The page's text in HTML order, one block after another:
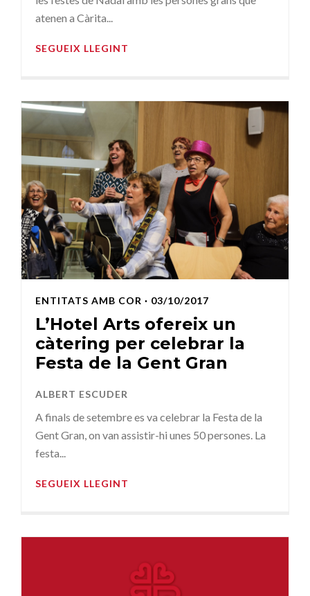
atenen a Càrita...
SEGUEIX LLEGINT
ENTITATS AMB COR · 03/10/2017
L’Hotel Arts ofereix un
càtering per celebrar la
Festa de la Gent Gran
ALBERT ESCUDER
A finals de setembre es va celebrar la Festa de la
Gent Gran, on van assistir-hi unes 50 persones. La
festa...
SEGUEIX LLEGINT